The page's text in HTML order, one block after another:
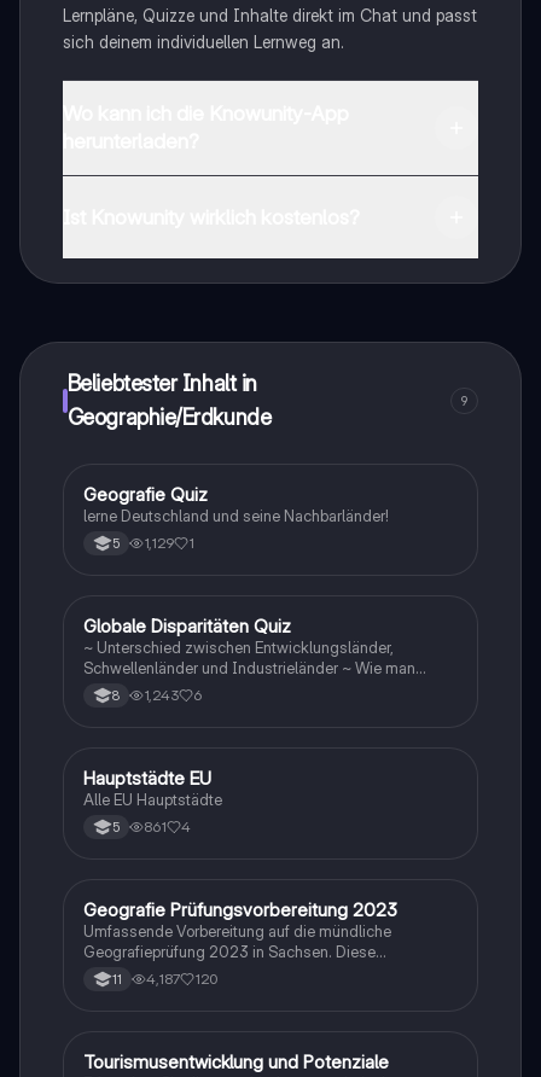
Lernpläne, Quizze und Inhalte direkt im Chat und passt
sich deinem individuellen Lernweg an.
Beliebtester Inhalt in
Geographie/Erdkunde
9
GGeographie/Erdkunde
Geografie Quiz
lerne Deutschland und seine Nachbarländer!
5 1,129 1
GGeographie/Erdkunde
Globale Disparitäten Quiz
~ Unterschied zwischen Entwicklungsländer,
Schwellenländer und Industrieländer ~ Wie man
gegen die Disparitäten kämpfen sollte
8 1,243 6
HGeographie/Erdkunde
Hauptstädte EU
Alle EU Hauptstädte
5 861 4
Geographie/Erdkunde
Geografie Prüfungsvorbereitung 2023
Umfassende Vorbereitung auf die mündliche
Geografieprüfung 2023 in Sachsen. Diese
Zusammenstellung deckt alle relevanten Themen ab,
darunter Windbildung, globale Disparitäten,
Studierende, die sich auf ihre Prüfungen vorbereiten
11 4,187 120
Geographie/Erdkunde
Tourismusentwicklung und Potenziale